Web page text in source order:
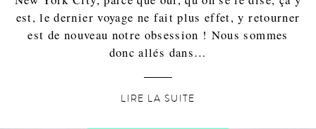
est, le dernier voyage ne fait plus effet, y retourner
est de nouveau notre obsession ! Nous sommes
donc allés dans…
LIRE LA SUITE